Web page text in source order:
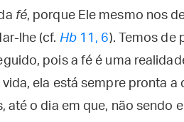
fé, porque Ele mesmo nos
lhe (cf. Hb11, 6). Temos de
pois a fé é uma
vida, ela está sempre pronta
até o dia em que, não sendo